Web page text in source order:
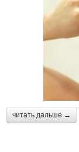
читать дальше →